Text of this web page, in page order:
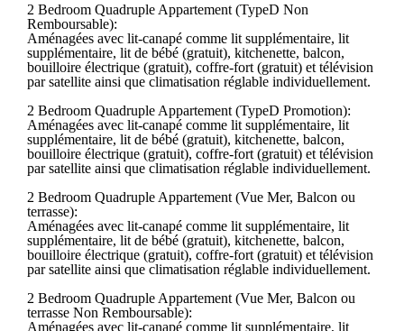
2 Bedroom Quadruple Appartement (TypeD Non
Remboursable):
Aménagées avec lit-canapé comme lit supplémentaire, lit
supplémentaire, lit de bébé (gratuit), kitchenette, balcon,
bouilloire électrique (gratuit), coffre-fort (gratuit) et télévision
par satellite ainsi que climatisation réglable individuellement.
2 Bedroom Quadruple Appartement (TypeD Promotion):
Aménagées avec lit-canapé comme lit supplémentaire, lit
supplémentaire, lit de bébé (gratuit), kitchenette, balcon,
bouilloire électrique (gratuit), coffre-fort (gratuit) et télévision
par satellite ainsi que climatisation réglable individuellement.
2 Bedroom Quadruple Appartement (Vue Mer, Balcon ou
terrasse):
Aménagées avec lit-canapé comme lit supplémentaire, lit
supplémentaire, lit de bébé (gratuit), kitchenette, balcon,
bouilloire électrique (gratuit), coffre-fort (gratuit) et télévision
par satellite ainsi que climatisation réglable individuellement.
2 Bedroom Quadruple Appartement (Vue Mer, Balcon ou
terrasse Non Remboursable):
Aménagées avec lit-canapé comme lit supplémentaire, lit